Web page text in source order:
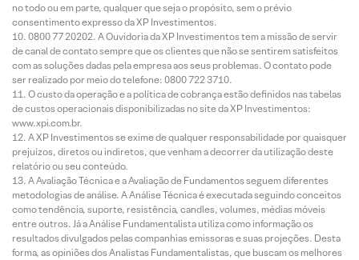
no todo ou em parte, qualquer que seja o propósito, sem o prévio
consentimento expresso da XP Investimentos.
0800 77 20202. A Ouvidoria da XP Investimentos tem a missão de servir
de canal de contato sempre que os clientes que não se sentirem satisfeitos
com as soluções dadas pela empresa aos seus problemas. O contato pode
ser realizado por meio do telefone: 0800 722 3710.
O custo da operação e a política de cobrança estão definidos nas tabelas
de custos operacionais disponibilizadas no site da XP Investimentos:
www.xpi.com.br.
A XP Investimentos se exime de qualquer responsabilidade por quaisquer
prejuízos, diretos ou indiretos, que venham a decorrer da utilização deste
relatório ou seu conteúdo.
A Avaliação Técnica e a Avaliação de Fundamentos seguem diferentes
metodologias de análise. A Análise Técnica é executada seguindo conceitos
como tendência, suporte, resistência, candles, volumes, médias móveis
entre outros. Já a Análise Fundamentalista utiliza como informação os
resultados divulgados pelas companhias emissoras e suas projeções. Desta
forma, as opiniões dos Analistas Fundamentalistas, que buscam os melhores